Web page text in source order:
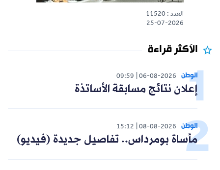
العدد : 11520
25-07-2026
الأكثر قراءة
الوطن 06-08-2026
09:59
إعلان نتائج مسابقة الأساتذة
الوطن 08-08-2026
15:12
مأساة بومرداس.. تفاصيل جديدة (فيديو)